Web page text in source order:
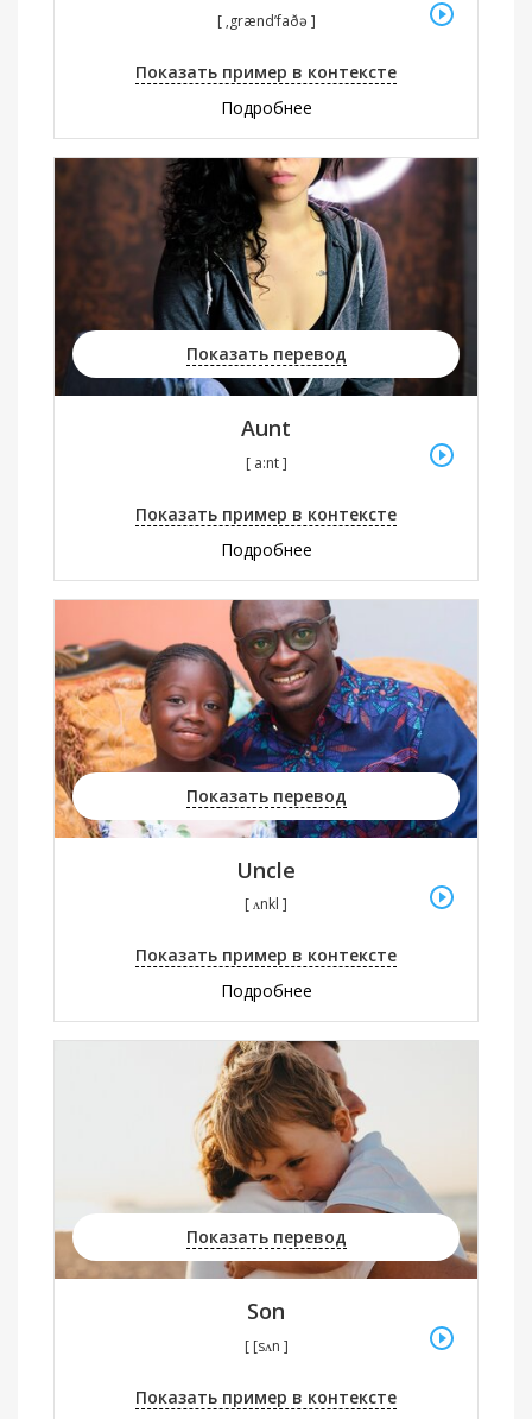
[ ‚grænd’faðə ]
Показать пример в контексте
Подробнее
Показать перевод
Aunt
[ a:nt ]
Показать пример в контексте
Подробнее
Показать перевод
Uncle
[ ʌnkl ]
Показать пример в контексте
Подробнее
Показать перевод
Son
[ [sʌn ]
Показать пример в контексте